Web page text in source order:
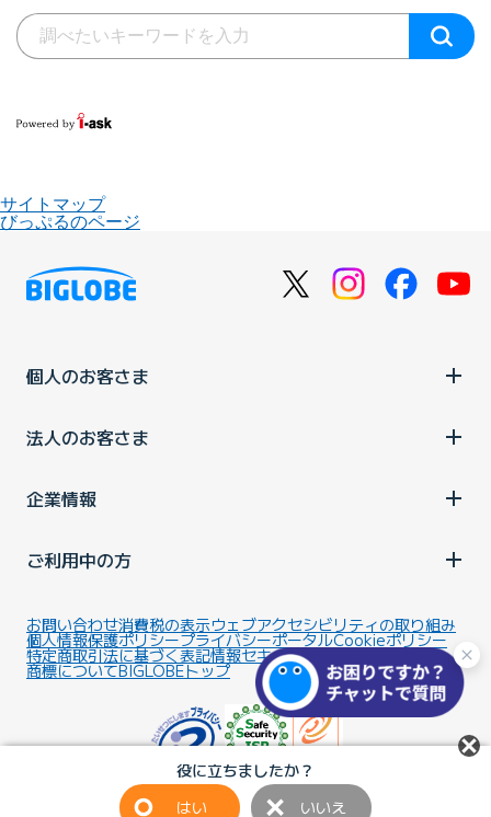
役に立ちましたか？
はい
いいえ
サイトマップ
びっぷるのページ
個人のお客さま
法人のお客さま
企業情報
ご利用中の方
お問い合わせ消費税の表示ウェブアクセシビリティの取り組み
個人情報保護ポリシープライバシーポータルCookieポリシー
特定商取引法に基づく表記情報セキュリティ基本方針
商標についてBIGLOBEトップ